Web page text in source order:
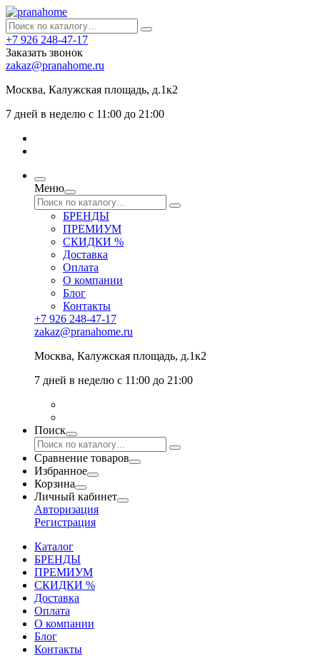
+7 926 248-47-17
Заказать звонок
zakaz@pranahome.ru
Москва, Калужская площадь, д.1к2
7 дней в неделю с 11:00 до 21:00
Меню
БРЕНДЫ
ПРЕМИУМ
СКИДКИ %
Доставка
Оплата
О компании
Блог
Контакты
+7 926 248-47-17
zakaz@pranahome.ru
Москва, Калужская площадь, д.1к2
7 дней в неделю с 11:00 до 21:00
Поиск
Сравнение товаров
Избранное
Корзина
Личный кабинет
Авторизация
Регистрация
Каталог
БРЕНДЫ
ПРЕМИУМ
СКИДКИ %
Доставка
Оплата
О компании
Блог
Контакты